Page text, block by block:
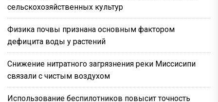
сельскохозяйственных культур
Физика почвы признана основным фактором
дефицита воды у растений
Снижение нитратного загрязнения реки Миссисипи
связали с чистым воздухом
Использование беспилотников повысит точность